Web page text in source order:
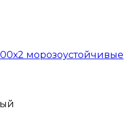
морозоустойчивые